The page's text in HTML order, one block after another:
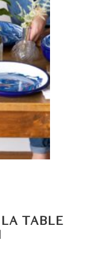
LA TABLE